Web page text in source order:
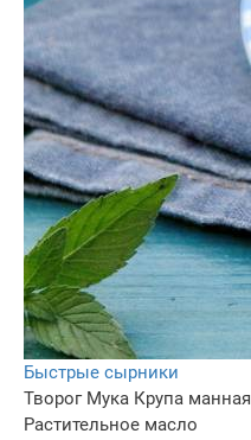
Быстрые сырники
Творог Мука Крупа манная
Растительное масло